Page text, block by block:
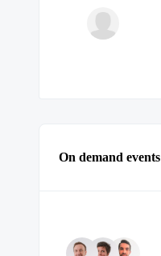
On demand events